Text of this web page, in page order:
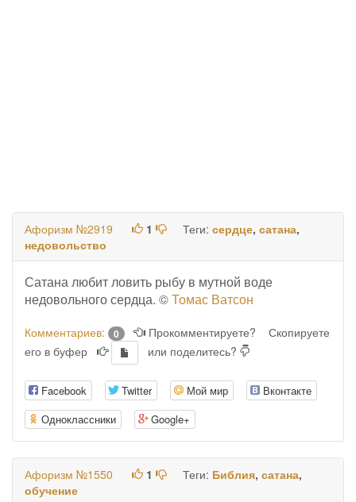
Афоризм №2919 1 Теги: сердце, сатана,
недовольство
Сатана любит ловить рыбу в мутной воде
недовольного сердца. ©Томас Ватсон
Комментариев: 0 Прокомментируете?
Скопируете
его в буфер
или поделитесь?
Facebook Twitter Мой мир
Вконтакте
Одноклассники
Google+
Афоризм №1550 1 Теги: Библия, сатана,
обучение